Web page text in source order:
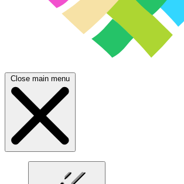
Close main menu